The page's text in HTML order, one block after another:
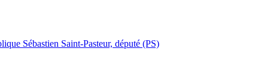
Sébastien Saint-Pasteur, député (PS)